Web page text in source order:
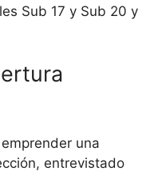
Sub 17 y Sub 20 y